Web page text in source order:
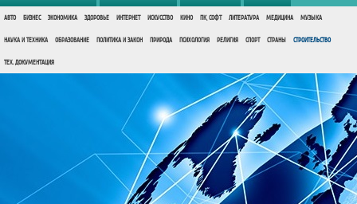
АВТО БИЗНЕС ЭКОНОМИКА ЗДОРОВЬЕ ИНТЕРНЕТ ИСКУССТВО КИНО ПК, СОФТ ЛИТЕРАТУРА МЕДИЦИНА МУЗЫКА
НАУКА И ТЕХНИКА ОБРАЗОВАНИЕ ПОЛИТИКА И ЗАКОН ПРИРОДА ПСИХОЛОГИЯ РЕЛИГИЯ СПОРТ СТРАНЫ СТРОИТЕЛЬСТВО
ТЕХ. ДОКУМЕНТАЦИЯ